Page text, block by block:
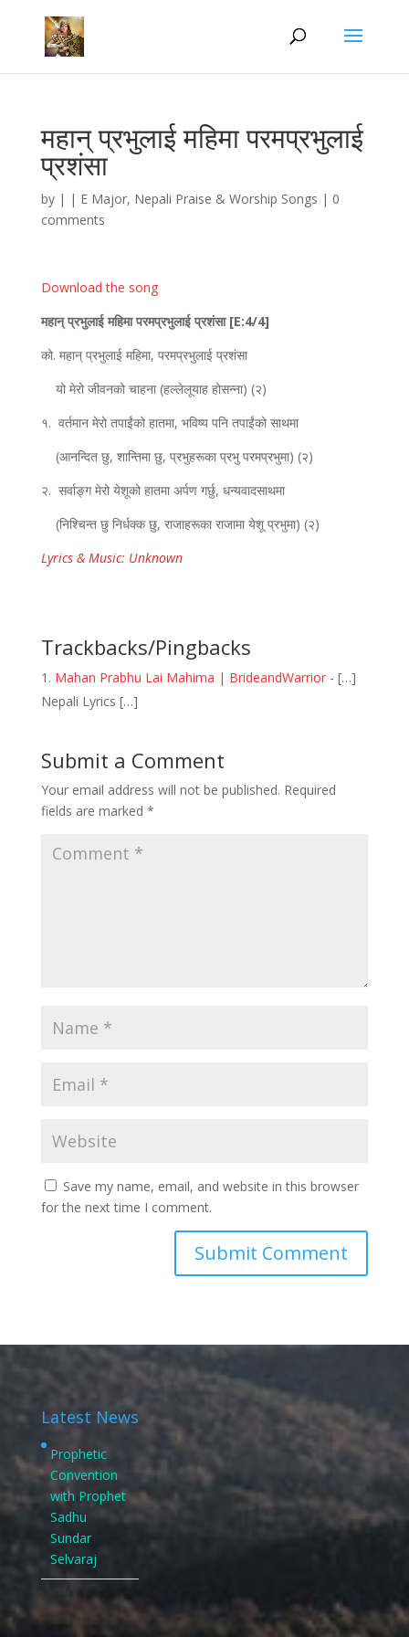
महान्‌ प्रभुलाई महिमा परमप्रभुलाई
प्रशंसा
by | | E Major, Nepali Praise & Worship Songs | 0
comments
Download the song
महान्‌ प्रभुलाई महिमा परमप्रभुलाई प्रशंसा [E:4/4]
को. महान्‌ प्रभुलाई महिमा, परमप्रभुलाई प्रशंसा
यो मेरो जीवनको चाहना (हल्लेलूयाह होसन्ना) (२)
१. वर्तमान मेरो तपाईंको हातमा, भविष्य पनि तपाईंको साथमा
(आनन्दित छु, शान्तिमा छु, प्रभुहरूका प्रभु परमप्रभुमा) (२)
२. सर्वाङ्ग मेरो येशूको हातमा अर्पण गर्छु, धन्यवादसाथमा
(निश्चिन्त छु निर्धक्क छु, राजाहरूका राजामा येशू प्रभुमा) (२)
Lyrics & Music: Unknown
Trackbacks/Pingbacks
Mahan Prabhu Lai Mahima | BrideandWarrior- […]
Nepali Lyrics […]
Submit a Comment
Your email address will not be published. Required
fields are marked *
Save my name, email, and website in this browser
for the next time I comment.
Latest News
Prophetic
Convention
with Prophet
Sadhu
Sundar
Selvaraj